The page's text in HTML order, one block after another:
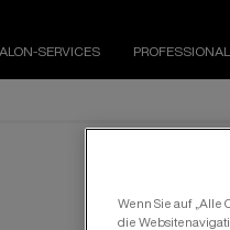
SERVICES
Wenn Sie auf „Alle
die